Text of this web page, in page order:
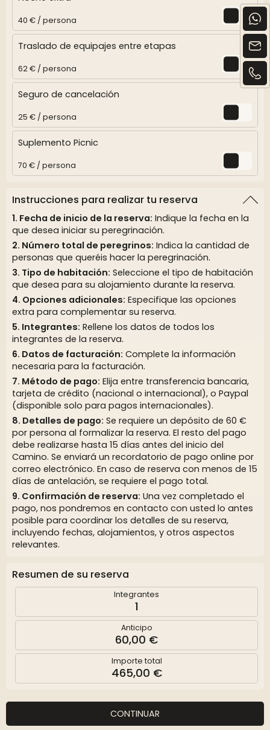
40 € / persona
Traslado de equipajes entre etapas
62 € / persona
Seguro de cancelación
25 € / persona
Suplemento Picnic
70 € / persona
Instrucciones para realizar tu reserva
Fecha de inicio de la reserva: Indique la fecha en la
que desea iniciar su peregrinación.
Número total de peregrinos: Indica la cantidad de
personas que queréis hacer la peregrinación.
Tipo de habitación: Seleccione el tipo de habitación
que desea para su alojamiento durante la reserva.
Opciones adicionales: Especifique las opciones
extra para complementar su reserva.
Integrantes: Rellene los datos de todos los
integrantes de la reserva.
Datos de facturación: Complete la información
necesaria para la facturación.
Método de pago: Elija entre transferencia bancaria,
tarjeta de crédito (nacional o internacional), o Paypal
(disponible solo para pagos internacionales).
Detalles de pago: Se requiere un depósito de 60 €
por persona al formalizar la reserva. El resto del pago
debe realizarse hasta 15 días antes del inicio del
Camino. Se enviará un recordatorio de pago online por
correo electrónico. En caso de reserva con menos de 15
días de antelación, se requiere el pago total.
Confirmación de reserva: Una vez completado el
pago, nos pondremos en contacto con usted lo antes
posible para coordinar los detalles de su reserva,
incluyendo fechas, alojamientos, y otros aspectos
relevantes.
Resumen de su reserva
Integrantes
1
Anticipo
60,00 €
Importe total
465,00 €
CONTINUAR